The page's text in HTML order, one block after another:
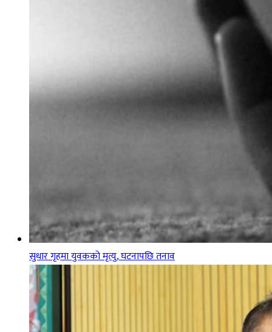
सुधार गृहमा युवकको मृत्यु, घटनापछि तनाव